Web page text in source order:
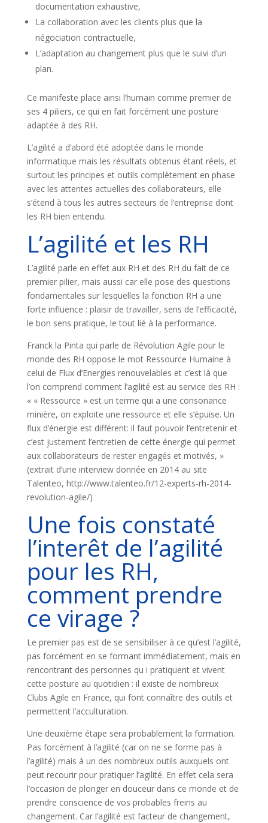
documentation exhaustive,
La collaboration avec les clients plus que la
négociation contractuelle,
L’adaptation au changement plus que le suivi d’un
plan.
Ce manifeste place ainsi l’humain comme premier de
ses 4 piliers, ce qui en fait forcément une posture
adaptée à des RH.
L’agilité a d’abord été adoptée dans le monde
informatique mais les résultats obtenus étant réels, et
surtout les principes et outils complètement en phase
avec les attentes actuelles des collaborateurs, elle
s’étend à tous les autres secteurs de l’entreprise dont
les RH bien entendu.
L’agilité et les RH
L’agilité parle en effet aux RH et des RH du fait de ce
premier pilier, mais aussi car elle pose des questions
fondamentales sur lesquelles la fonction RH a une
forte influence : plaisir de travailler, sens de l’efficacité,
le bon sens pratique, le tout lié à la performance.
Franck la Pinta qui parle de Révolution Agile pour le
monde des RH oppose le mot Ressource Humaine à
celui de Flux d’Energies renouvelables et c’est là que
l’on comprend comment l’agilité est au service des RH :
« « Ressource » est un terme qui a une consonance
minière, on exploite une ressource et elle s’épuise. Un
flux d’énergie est différent: il faut pouvoir l’entretenir et
c’est justement l’entretien de cette énergie qui permet
aux collaborateurs de rester engagés et motivés, »
(extrait d’une interview donnée en 2014 au site
Talenteo, http://www.talenteo.fr/12-experts-rh-2014-
revolution-agile/)
Une fois constaté
l’interêt de l’agilité
pour les RH,
comment prendre
ce virage ?
Le premier pas est de se sensibiliser à ce qu’est l’agilité,
pas forcément en se formant immédiatement, mais en
rencontrant des personnes qu i pratiquent et vivent
cette posture au quotidien : il existe de nombreux
Clubs Agile en France, qui font connaître des outils et
permettent l’acculturation.
Une deuxième étape sera probablement la formation.
Pas forcément à l’agilité (car on ne se forme pas à
l’agilité) mais à un des nombreux outils auxquels ont
peut recourir pour pratiquer l’agilité. En effet cela sera
l’occasion de plonger en douceur dans ce monde et de
prendre conscience de vos probables freins au
changement. Car l’agilité est facteur de changement,